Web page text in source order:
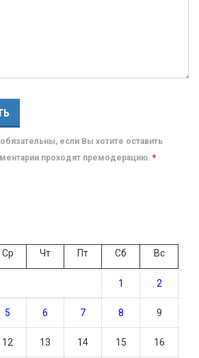
если Вы хотите оставить
проходят премодерацию. *
Ср Чт Пт Сб Вс
1 2
5 6 7 8 9
12 13 14 15 16